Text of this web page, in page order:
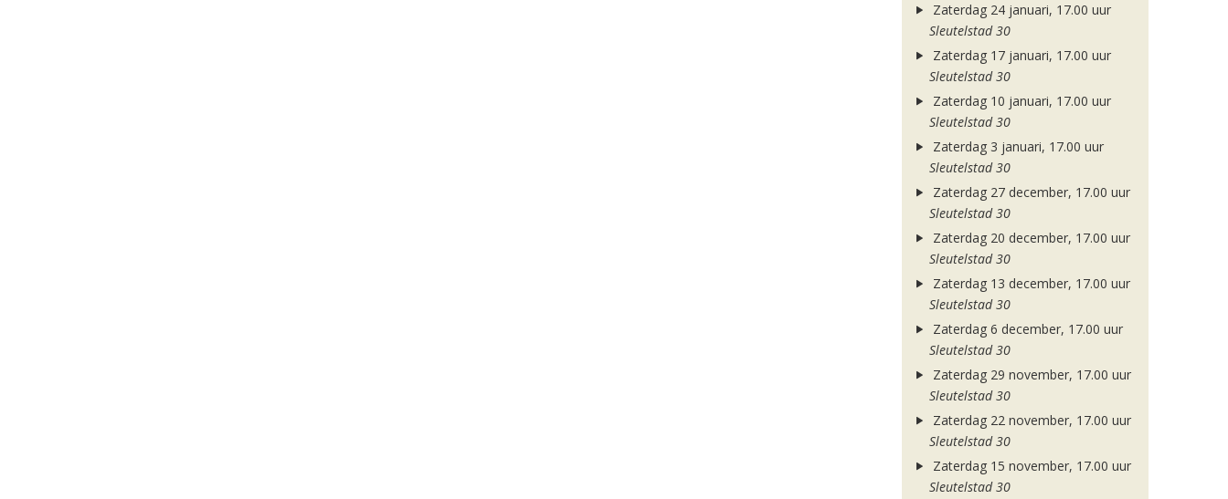
Zaterdag 24 januari, 17.00 uur
Sleutelstad 30
Zaterdag 17 januari, 17.00 uur
Sleutelstad 30
Zaterdag 10 januari, 17.00 uur
Sleutelstad 30
Zaterdag 3 januari, 17.00 uur
Sleutelstad 30
Zaterdag 27 december, 17.00 uur
Sleutelstad 30
Zaterdag 20 december, 17.00 uur
Sleutelstad 30
Zaterdag 13 december, 17.00 uur
Sleutelstad 30
Zaterdag 6 december, 17.00 uur
Sleutelstad 30
Zaterdag 29 november, 17.00 uur
Sleutelstad 30
Zaterdag 22 november, 17.00 uur
Sleutelstad 30
Zaterdag 15 november, 17.00 uur
Sleutelstad 30